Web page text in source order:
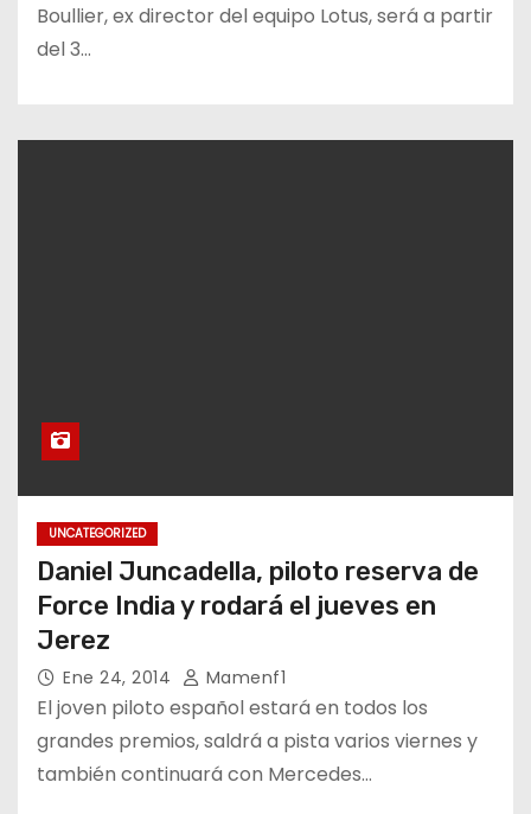
Boullier, ex director del equipo Lotus, será a partir
del 3…
UNCATEGORIZED
Daniel Juncadella, piloto reserva de
Force India y rodará el jueves en
Jerez
Ene 24, 2014 Mamenf1
El joven piloto español estará en todos los
grandes premios, saldrá a pista varios viernes y
también continuará con Mercedes…